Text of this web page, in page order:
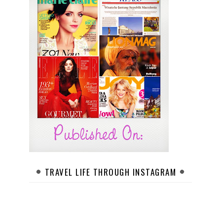
TRAVEL LIFE THROUGH INSTAGRAM